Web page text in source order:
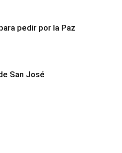
pedir por la Paz
San José